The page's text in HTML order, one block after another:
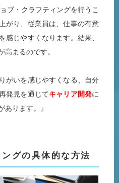
ブ・クラフティングを行うこ
がり、従業員は、仕事の有意
感じやすくなります。結果、
高まるのです。
がいを感じやすくなる、自分
発見を通じてキャリア開発に
あります。』
グの具体的な方法